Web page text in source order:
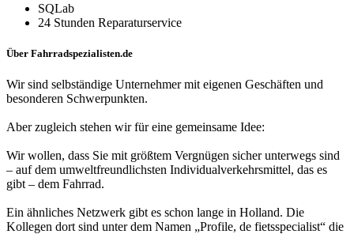
SQLab
24 Stunden Reparaturservice
Über Fahrradspezialisten.de
Wir sind selbständige Unternehmer mit eigenen Geschäften und
besonderen Schwerpunkten.
Aber zugleich stehen wir für eine gemeinsame Idee:
Wir wollen, dass Sie mit größtem Vergnügen sicher unterwegs sind
– auf dem umweltfreundlichsten Individualverkehrsmittel, das es
gibt – dem Fahrrad.
Ein ähnliches Netzwerk gibt es schon lange in Holland. Die
Kollegen dort sind unter dem Namen „Profile, de fietsspecialist“ die